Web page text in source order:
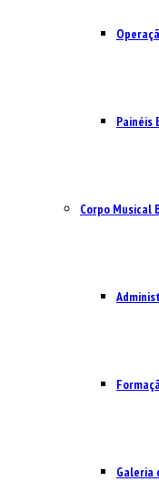
Painéis
Corpo Musical
Galeria